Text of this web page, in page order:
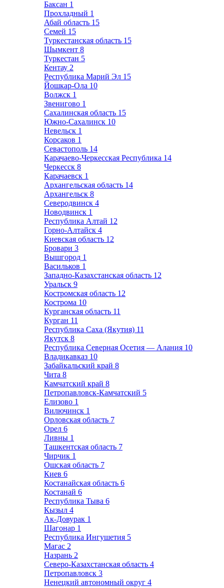
Баксан 1
Прохладный 1
Абай область 15
Семей 15
Туркестанская область 15
Шымкент 8
Туркестан 5
Кентау 2
Республика Марий Эл 15
Йошкар-Ола 10
Волжск 1
Звенигово 1
Сахалинская область 15
Южно-Сахалинск 10
Невельск 1
Корсаков 1
Севастополь 14
Карачаево-Черкесская Республика 14
Черкесск 8
Карачаевск 1
Архангельская область 14
Архангельск 8
Северодвинск 4
Новодвинск 1
Республика Алтай 12
Горно-Алтайск 4
Киевская область 12
Бровари 3
Вышгород 1
Васильков 1
Западно-Казахстанская область 12
Уральск 9
Костромская область 12
Кострома 10
Курганская область 11
Курган 11
Республика Саха (Якутия) 11
Якутск 8
Республика Северная Осетия — Алания 10
Владикавказ 10
Забайкальский край 8
Чита 8
Камчатский край 8
Петропавловск-Камчатский 5
Елизово 1
Вилючинск 1
Орловская область 7
Орел 6
Ливны 1
Ташкентская область 7
Чирчик 1
Ошская область 7
Киев 6
Костанайская область 6
Костанай 6
Республика Тыва 6
Кызыл 4
Ак-Довурак 1
Шагонар 1
Республика Ингушетия 5
Магас 2
Назрань 2
Северо-Казахстанская область 4
Петропавловск 3
Ненецкий автономный округ 4